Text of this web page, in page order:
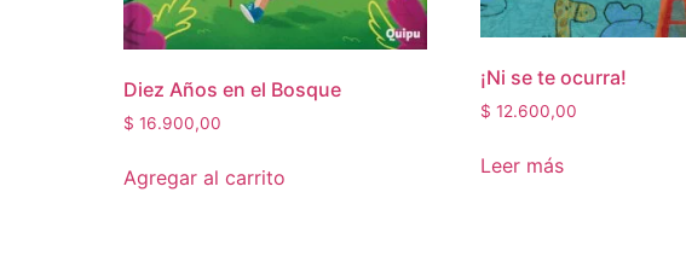
Diez Años en el Bosque
$ 16.900,00
Agregar al carrito
¡Ni se te ocurra!
$ 12.600,00
Leer más